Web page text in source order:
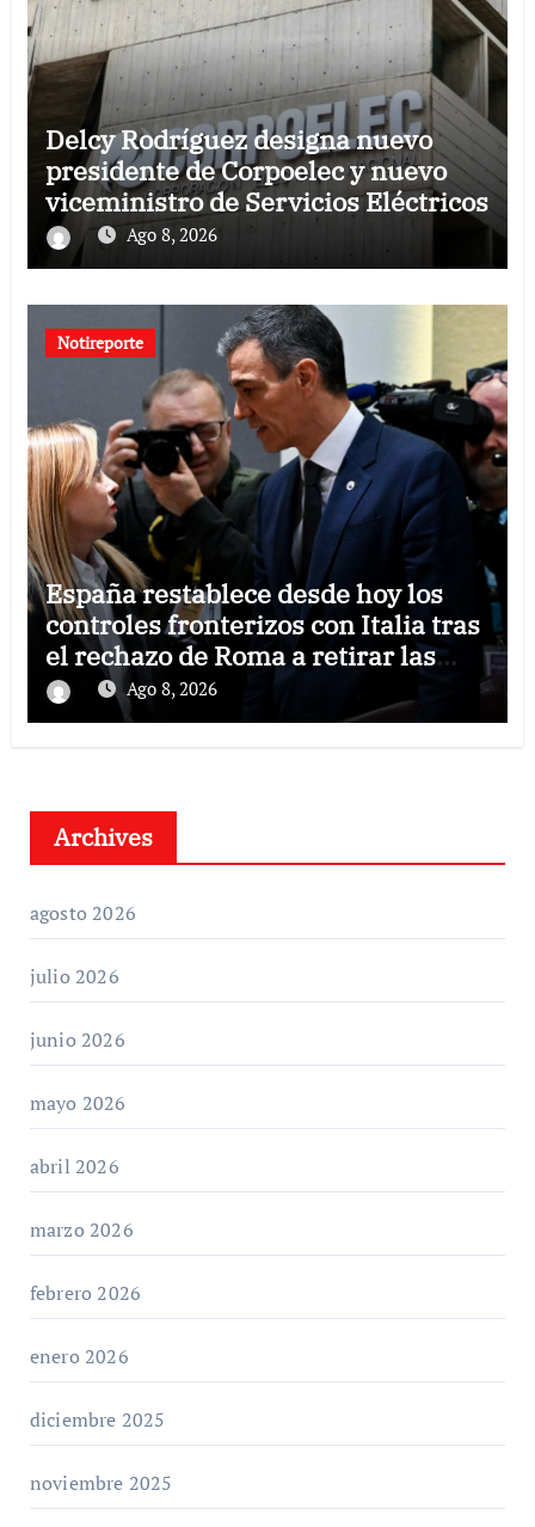
Delcy Rodríguez designa nuevo
presidente de Corpoelec y nuevo
viceministro de Servicios Eléctricos
Ago 8, 2026
Notireporte
España restablece desde hoy los
controles fronterizos con Italia tras
el rechazo de Roma a retirar las
restricciones
Ago 8, 2026
Archives
agosto 2026
julio 2026
junio 2026
mayo 2026
abril 2026
marzo 2026
febrero 2026
enero 2026
diciembre 2025
noviembre 2025